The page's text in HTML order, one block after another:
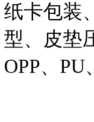
纸卡包装
型、皮垫
OPP、